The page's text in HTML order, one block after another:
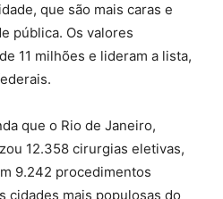
que são mais caras e
pública. Os valores
11 milhões e lideram a lista,
que o Rio de Janeiro,
12.358 cirurgias eletivas,
9.242 procedimentos
cidades mais populosas do